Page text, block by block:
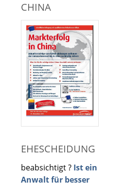
CHINA
EHESCHEIDUNG
beabsichtigt ? Ist ein
Anwalt für besser